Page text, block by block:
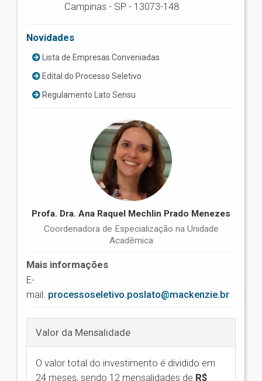
Campinas - SP - 13073-148
Novidades
Lista de Empresas Conveniadas
Edital do Processo Seletivo
Regulamento Lato Sensu
Profa. Dra. Ana Raquel Mechlin Prado Menezes
Coordenadora de Especialização na Unidade
Acadêmica
Mais informações
E-
mail: processoseletivo.poslato@mackenzie.br
Valor da Mensalidade
O valor total do investimento é dividido em
24 meses, sendo 12 mensalidades de R$